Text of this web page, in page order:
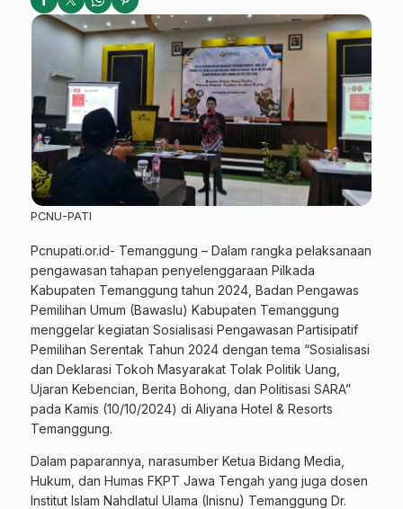
PCNU-PATI
Pcnupati.or.id- Temanggung – Dalam rangka pelaksanaan
pengawasan tahapan penyelenggaraan Pilkada
Kabupaten Temanggung tahun 2024, Badan Pengawas
Pemilihan Umum (Bawaslu) Kabupaten Temanggung
menggelar kegiatan Sosialisasi Pengawasan Partisipatif
Pemilihan Serentak Tahun 2024 dengan tema “Sosialisasi
dan Deklarasi Tokoh Masyarakat Tolak Politik Uang,
Ujaran Kebencian, Berita Bohong, dan Politisasi SARA”
pada Kamis (10/10/2024) di Aliyana Hotel & Resorts
Temanggung.
Dalam paparannya, narasumber Ketua Bidang Media,
Hukum, dan Humas FKPT Jawa Tengah yang juga dosen
Institut Islam Nahdlatul Ulama (Inisnu) Temanggung Dr.